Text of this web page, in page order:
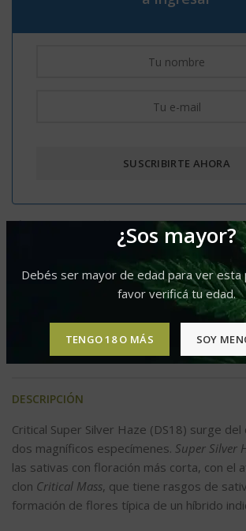
¿Sos mayor?
Debés ser mayor de edad para ver esta
favor verificá tu edad.
TENGO 18 O MÁS SOY
Comparar Agregar a lista de
Categoría:Fem
Delicious Seeds Oferta ,
Compartir
DESCRIPCIÓN
Critical Super Silver Haze (DS18) surge
dos magníficos especímenes. Super Silver
las sativas con floración más corta, con el
clon Critical Mass, que tiene rasgos de
formación de flores típica de un híbrido